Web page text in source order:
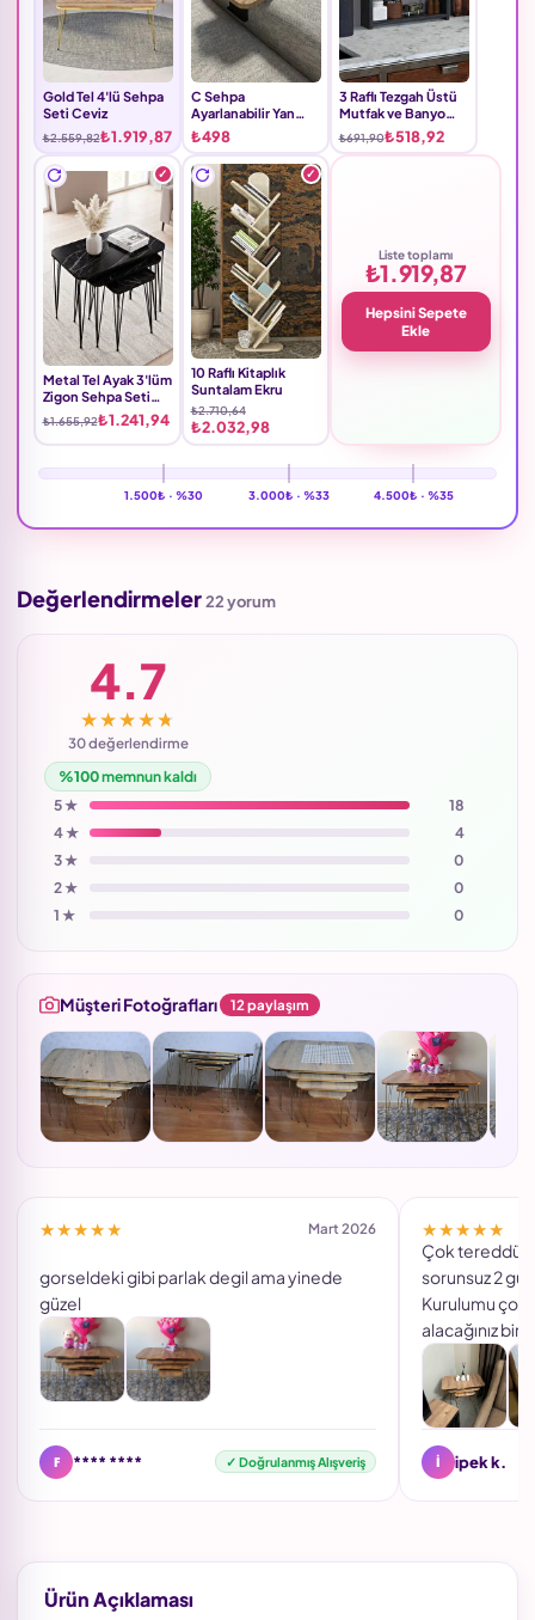
Gold Tel 4'lü Sehpa
Seti Ceviz
₺2.559,82₺1.919,87
C Sehpa
Ayarlanabilir Yan
Sehpa Suntalam
Kahverengi
₺498
3 Raflı Tezgah Üstü
Mutfak ve Banyo
Düzenleyici Raf
Bendir Siyah
₺691,90₺518,92
Metal Tel Ayak 3'lüm
Zigon Sehpa Seti
Suntalam Bendir
Siyah
₺1.655,92₺1.241,94
10 Raflı Kitaplık
Suntalam Ekru
₺2.710,64
₺2.032,98
Liste toplamı
₺1.919,87
Hepsini Sepete
Ekle
1.500₺ ·%30 3.000₺ · %33 4.500₺ · %35
Değerlendirmeler22 yorum
4.7
★★★★★
30 değerlendirme
%100memnun kaldı
5 ★
18
4 ★
4
3 ★
0
2 ★
0
1 ★
0
Müşteri Fotoğrafları 12 paylaşım
★★★★★ Mart 2026
gorseldeki gibi parlak degil ama yinede
güzel
F **** **** ✓ Doğrulanmış Alışveriş
★★★★★
Çok tereddüt
sorunsuz 2 günde kargo elimize ulaştı.
Kurulumu çok
alacağınız bir
İ ipek k.
Ürün Açıklaması